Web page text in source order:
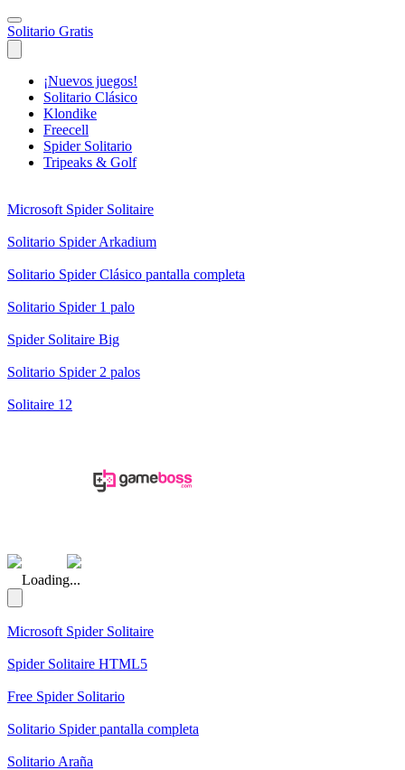
Solitario Gratis
¡Nuevos juegos!
Solitario Clásico
Klondike
Freecell
Spider Solitario
Tripeaks & Golf
Microsoft Spider Solitaire
Solitario Spider Arkadium
Solitario Spider Clásico pantalla completa
Solitario Spider 1 palo
Spider Solitaire Big
Solitario Spider 2 palos
Solitaire 12
Loading...
Microsoft Spider Solitaire
Spider Solitaire HTML5
Free Spider Solitario
Solitario Spider pantalla completa
Solitario Araña